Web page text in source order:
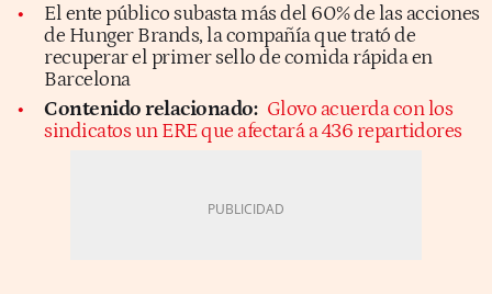
El ente público subasta más del 60% de las acciones
de Hunger Brands, la compañía que trató de
recuperar el primer sello de comida rápida en
Barcelona
Contenido relacionado: Glovo acuerda con los
sindicatos un ERE que afectará a 436 repartidores